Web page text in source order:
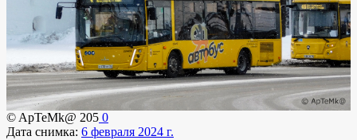
© ApTeMk@ 205 0
Дата снимка: 6 февраля 2024 г.